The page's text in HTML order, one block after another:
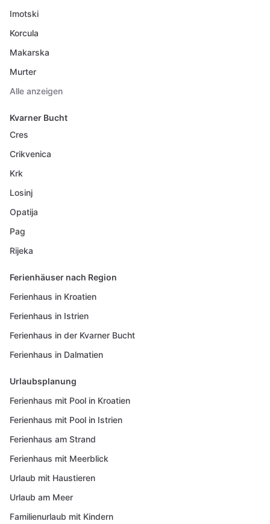
Imotski
Korcula
Makarska
Murter
Alle anzeigen
Kvarner Bucht
Cres
Crikvenica
Krk
Losinj
Opatija
Pag
Rijeka
Ferienhäuser nach Region
Ferienhaus in Kroatien
Ferienhaus in Istrien
Ferienhaus in der Kvarner Bucht
Ferienhaus in Dalmatien
Urlaubsplanung
Ferienhaus mit Pool in Kroatien
Ferienhaus mit Pool in Istrien
Ferienhaus am Strand
Ferienhaus mit Meerblick
Urlaub mit Haustieren
Urlaub am Meer
Familienurlaub mit Kindern